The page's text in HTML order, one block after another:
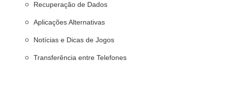
Recuperação de Dados
Aplicações Alternativas
Notícias e Dicas de Jogos
Transferência entre Telefones